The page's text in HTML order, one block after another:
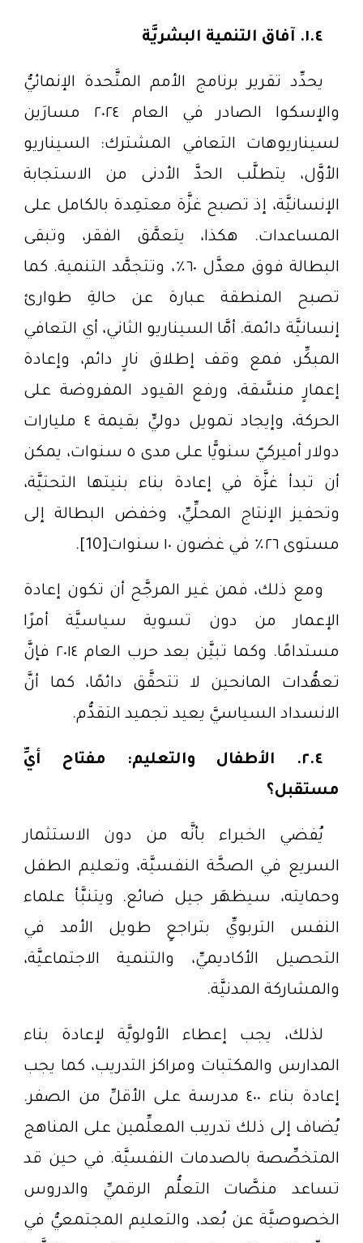
١.٤. آفاق التنمية البشريَّة
يحدِّد تقرير برنامج الأمم المتَّحدة الإنمائيُّ
والإسكوا الصادر في العام ٢٠٢٤ مسارَين
لسيناريوهات التعافي المشترك: السيناريو
الأوَّل، يتطلَّب الحدَّ الأدنى من الاستجابة
الإنسانيَّة، إذ تصبح غزَّة معتمِدة بالكامل على
المساعدات. هكذا، يتعمَّق الفقر، وتبقى
البطالة فوق معدَّل ٦٠٪، وتتجمَّد التنمية. كما
تصبح المنطقة عبارة عن حالةِ طوارئ
إنسانيَّة دائمة. أمَّا السيناريو الثاني، أي التعافي
المبكِّر، فمع وقف إطلاق نارٍ دائم، وإعادة
إعمارٍ منسَّقة، ورفع القيود المفروضة على
الحركة، وإيجاد تمويل دوليٍّ بقيمة ٤ مليارات
دولار أميركيّ سنويًّا على مدى ٥ سنوات، يمكن
أن تبدأ غزَّة في إعادة بناء بنيتها التحتيَّة،
وتحفيز الإنتاج المحلِّيِّ، وخفض البطالة إلى
مستوى ٢٦٪ في غضون ١٠ سنوات[10].
ومع ذلك، فمن غير المرجَّح أن تكون إعادة
الإعمار من دون تسوية سياسيَّة أمرًا
مستدامًا. وكما تبيَّن بعد حرب العام ٢٠١٤ فإنَّ
تعهُّدات المانحين لا تتحقَّق دائمًا، كما أنَّ
الانسداد السياسيَّ يعيد تجميد التقدُّم.
٢.٤. الأطفال والتعليم: مفتاح أيِّ
مستقبل؟
يُفضي الخبراء بأنَّه من دون الاستثمار
السريع في الصحَّة النفسيَّة، وتعليم الطفل
وحمايته، سيظهَر جيل ضائع. ويتنبَّأ علماء
النفس التربويِّ بتراجعٍ طويل الأمد في
التحصيل الأكاديميِّ، والتنمية الاجتماعيَّة،
والمشاركة المدنيَّة.
لذلك، يجب إعطاء الأولويَّة لإعادة بناء
المدارس والمكتبات ومراكز التدريب، كما يجب
إعادة بناء ٤٠٠ مدرسة على الأقلِّ من الصفر.
يُضاف إلى ذلك تدريب المعلِّمين على المناهج
المتخصِّصة بالصدمات النفسيَّة. في حين قد
تساعد منصَّات التعلُّم الرقميِّ والدروس
الخصوصيَّة عن بُعد، والتعليم المجتمعيُّ في